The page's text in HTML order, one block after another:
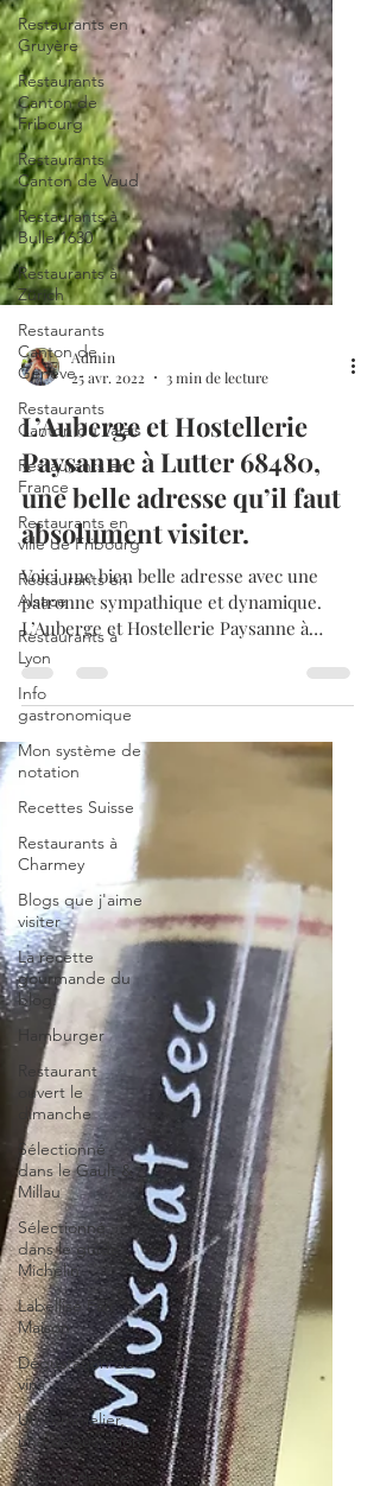
Restaurants en
Gruyère
Restaurants
Canton de
Fribourg
Restaurants
Canton de Vaud
Restaurants à
Bulle 1630
Restaurants à
Zürich
Restaurants
Canton de
Genève
Restaurants
Canton du Valais
Restaurants en
France
Restaurants en
ville de Fribourg
Restaurants en
Alsace
Restaurants à
Lyon
Info
gastronomique
Mon système de
notation
Recettes Suisse
Restaurants à
Charmey
Blogs que j'aime
visiter
La recette
gourmande du
blog.
Hamburger
Restaurant
ouvert le
dimanche
Sélectionné
dans le Gault &
Millau
Sélectionné
dans le guide
Michelin
Labellisé Fait
Maison
Dégustation de
vins
Un sommelier,
une dégustation
Portrait de chef
Admin
25 avr. 2022
3 min de lecture
L’Auberge et Hostellerie
Paysanne à Lutter 68480,
une belle adresse qu’il faut
absolument visiter.
Voici une bien belle adresse avec une
patronne sympathique et dynamique.
L’Auberge et Hostellerie Paysanne à
Lutter, une adresse qu’il...